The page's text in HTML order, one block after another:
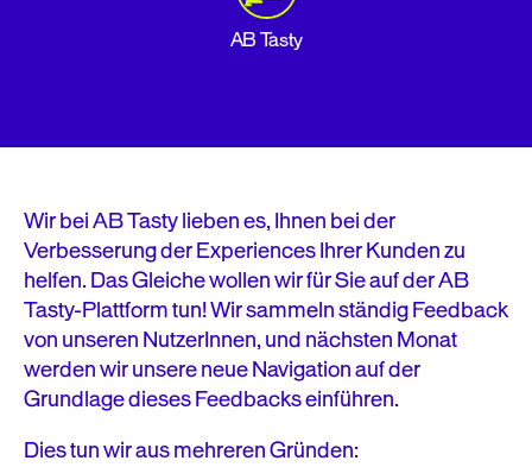
AB Tasty
Wir bei AB Tasty lieben es, Ihnen bei der
Verbesserung der Experiences Ihrer Kunden zu
helfen. Das Gleiche wollen wir für Sie auf der AB
Tasty-Plattform tun! Wir sammeln ständig Feedback
von unseren NutzerInnen, und nächsten Monat
werden wir unsere neue Navigation auf der
Grundlage dieses Feedbacks einführen.
Dies tun wir aus mehreren Gründen: